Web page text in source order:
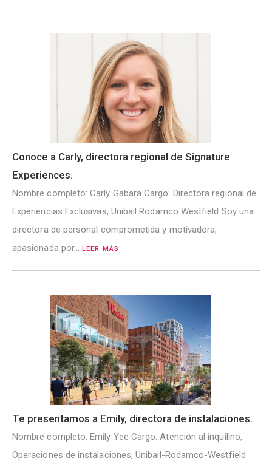
Conoce a Carly, directora regional de Signature
Experiences.
Nombre completo: Carly Gabara Cargo: Directora regional de
Experiencias Exclusivas, Unibail Rodamco Westfield Soy una
directora de personal comprometida y motivadora,
apasionada por…LEER MÁS
Te presentamos a Emily, directora de instalaciones.
Nombre completo: Emily Yee Cargo: Atención al inquilino,
Operaciones de instalaciones, Unibail-Rodamco-Westfield